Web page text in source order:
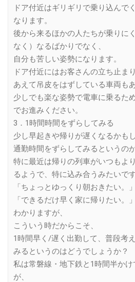
ドア付近はギリギリで乗り込んで
なります。
後から来るほかの人たちが乗りに
なく）なるばかりでなく、
自分も苦しい姿勢になります。
ドア付近にはお客さんの立ち止ま
あえて吊皮をはずしている車両も
少しでも楽な姿勢で電車に乗るた
でお進みください。
3．1時間時間をずらしてみる
少し早起きや帰りが遅くなるかも
通勤時間をずらしてみるというの
特に最近は帰りの列車がいつもよ
るようで、特に込み合うみたいです
「ちょっとゆっくり朝おきたい。」
「できるだけ早く家に帰りたい。
わかりますが、
こういう時だからこそ、
1時間早く/遅く出勤して、普段考
みるというのはどうでしょうか？
私は常磐線・地下鉄と1時間半か
が、